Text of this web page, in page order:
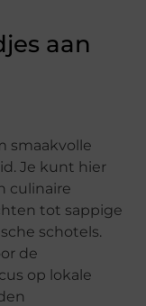
aan
smaakvolle
Je kunt hier
culinaire
tot sappige
schotels.
de
op lokale